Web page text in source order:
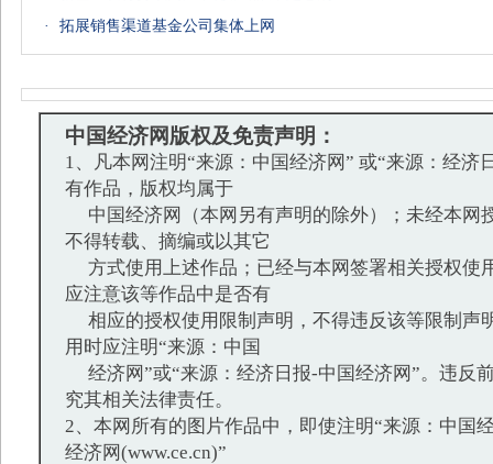
·
拓展销售渠道基金公司集体上网
中国经济网版权及免责声明：
1、凡本网注明“来源：中国经济网” 或“来源：经济
有作品，版权均属于
中国经济网（本网另有声明的除外）；未经本网
不得转载、摘编或以其它
方式使用上述作品；已经与本网签署相关授权使
应注意该等作品中是否有
相应的授权使用限制声明，不得违反该等限制声
用时应注明“来源：中国
经济网”或“来源：经济日报-中国经济网”。违反
究其相关法律责任。
2、本网所有的图片作品中，即使注明“来源：中国
经济网(www.ce.cn)”